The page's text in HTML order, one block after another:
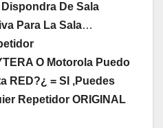
De Sala
Para La Sala…
O Motorola Puedo
RED?¿ = SI ,Puedes
Repetidor ORIGINAL